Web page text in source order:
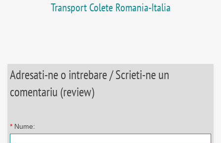
Transport Colete Romania-Italia
Adresati-ne o intrebare / Scrieti-ne un
comentariu (review)
* Nume: